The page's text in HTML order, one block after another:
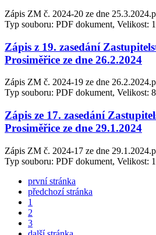
Zápis ZM č. 2024-20 ze dne
Typ souboru: PDF dokument, Velikost:
Zápis z 19. zasedání
Prosiměřice ze dne 26.2.2024
Zápis ZM č. 2024-19 ze dne
Typ souboru: PDF dokument, Velikost:
Zápis ze 17. zasedání
Prosiměřice ze dne 29.1.2024
Zápis ZM č. 2024-17 ze dne
Typ souboru: PDF dokument, Velikost:
první stránka
předchozí stránka
1
2
3